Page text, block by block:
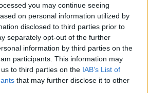
you may continue seeing
on personal information utilized by
disclosed to third parties prior to
separately opt-out of the further
information by third parties on the
participants. This information may
to third parties on the IAB’s List of
that may further disclose it to other
vírusvariánst, amelyet már
is azonosítottak" –
törzs ma délelőtti
Cecília. Az országos
ez az új variáns:
képes, a
50-60%-kal több, mint